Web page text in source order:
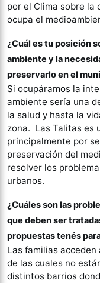
por el Clima sobre la
ocupa el
¿Cuál es tu posición
ambiente y la
preservarlo en el
Si ocupáramos la
ambiente sería una
la salud y hasta la
zona. Las Talitas es
principalmente por
preservación del
resolver los
urbanos.
¿Cuáles son las
que deben ser
propuestas tenés
Las familias
de las cuales no
distintos barrios